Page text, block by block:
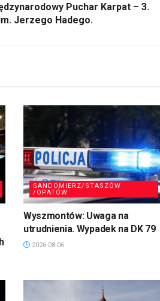
Puchar Karpat – 3.
Jerzego Hadego.
SANDOMIERZ/STASZÓW
/OPATÓW
Wyszmontów: Uwaga na
utrudnienia. Wypadek na DK 79
2026-08-06